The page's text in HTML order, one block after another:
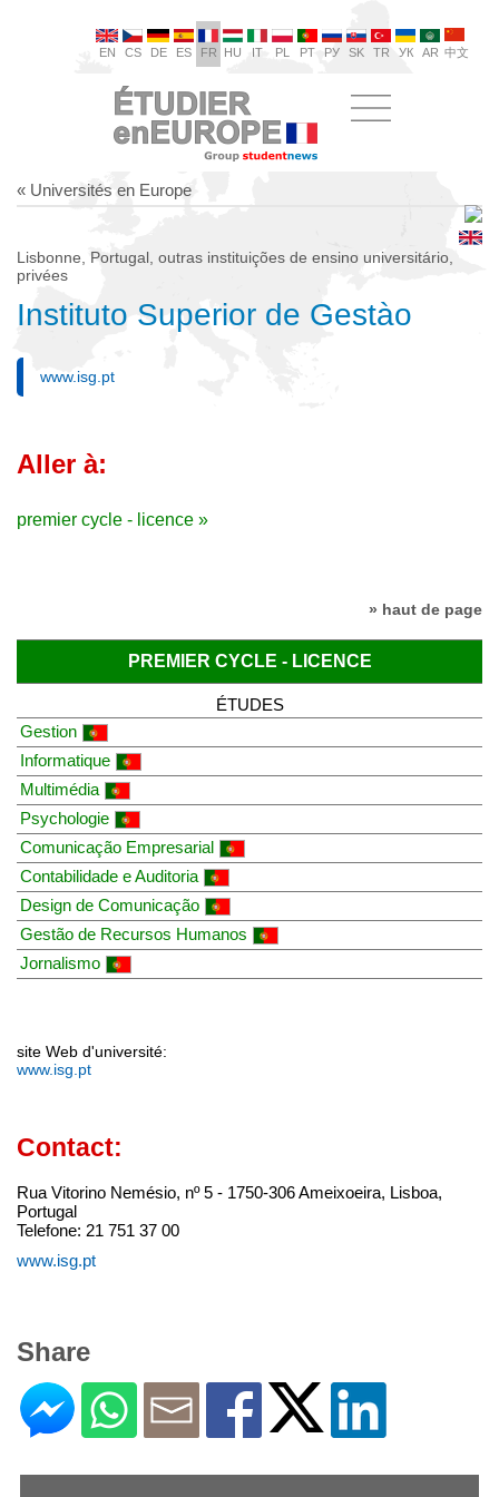
EN CS DE ES FR HU IT PL PT РУ SK TR УК AR 中文
« Universités en Europe
Lisbonne, Portugal, outras instituições de ensino universitário,
privées
Instituto Superior de Gestào
www.isg.pt
Aller à:
premier cycle - licence »
» haut de page
PREMIER CYCLE - LICENCE
ÉTUDES
Gestion
Informatique
Multimédia
Psychologie
Comunicação Empresarial
Contabilidade e Auditoria
Design de Comunicação
Gestão de Recursos Humanos
Jornalismo
site Web d'université:
www.isg.pt
Contact:
Rua Vitorino Nemésio, nº 5 - 1750-306 Ameixoeira, Lisboa,
Portugal
Telefone: 21 751 37 00
www.isg.pt
Share